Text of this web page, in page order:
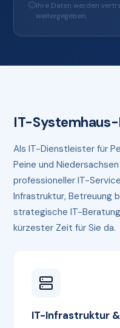
Ihre Daten werden
weitergegeben.
IT-Systemhaus-
Als IT-Dienstleister für
Peine und
professioneller IT-
Infrastruktur, Betreuung
strategische IT-
kürzester Zeit für Sie da.
IT-Infrastruktur